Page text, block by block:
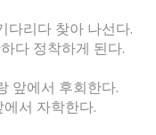
다리다 찾아 나선다.
다 정착하게 된다.
앞에서 후회한다.
서 자학한다.